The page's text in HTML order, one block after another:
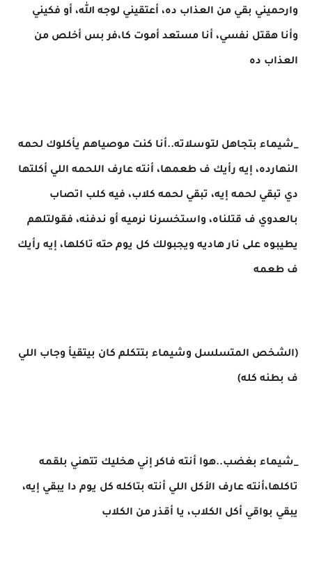
وارحميني بقي من العذاب ده، أعتقيني لوجه الله، أو فكيني
وأنا هقتل نفسي، أنا مستعد أموت كا،فر بس أخلص من
العذاب ده
_شيماء بتجاهل لتوسلاته..أنا كنت موصياهم يأكلوك لحمه
النهارده، إيه رأيك ف طعمها، أنته عارف اللحمه اللي أكلتها
دي تبقي لحمه إيه، تبقي لحمه كلاب، فيه كلب اتصاب
بالعدوي ف قتلناه، واستخسرنا نرميه أو ندفنه، فقولتلهم
يطيبوه على نار هاديه ويجبولك كل يوم حته تاكلها، إيه رأيك
ف طعمه
(الشخص المتسلسل وشيماء بتتكلم كان بيتقيأ وجاب اللي
ف بطنه كله)
_شيماء بغضب..هوا أنته فاكر إني هخليك تتهني بلقمه
تاكلها،أنته عارف الأكل اللي أنته بتاكله كل يوم دا يبقي إيه،
يبقي بواقي أكل الكلاب، يا أقذر من الكلاب